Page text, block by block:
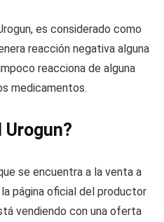
es considerado como
reacción negativa alguna
reacciona de alguna
medicamentos.
Urogun?
se encuentra a la venta a
página oficial del productor
vendiendo con una oferta